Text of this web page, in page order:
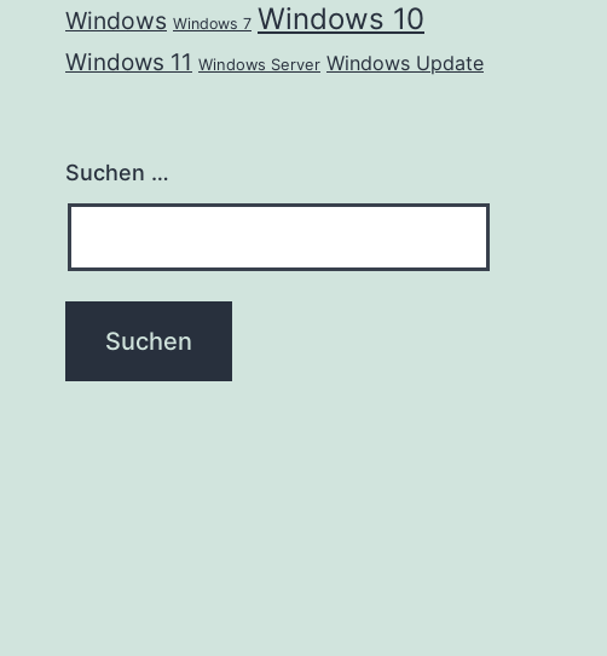
Windows Windows 7 Windows 10
Windows 11 Windows Server Windows Update
Suchen …